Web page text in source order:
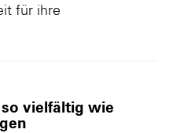
für ihre
vielfältig wie